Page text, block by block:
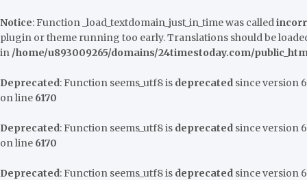
Notice: Function _load_textdomain_just_in_time was called
plugin or theme running too early. Translations should be
in /home/u893009265/domains/24timestoday.com/
Deprecated: Function seems_utf8 is deprecated since version
on line 6170
Deprecated: Function seems_utf8 is deprecated since version
on line 6170
Deprecated: Function seems_utf8 is deprecated since version